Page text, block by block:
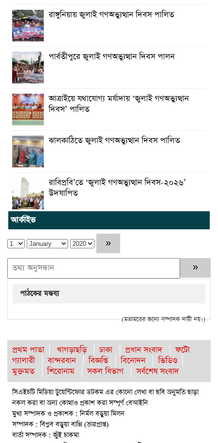
রাঙ্গুনিয়ায় জুলাই গণঅভ্যুত্থান দিবস পালিত
পার্বতীপুরে জুলাই গণঅভ্যুত্থান দিবস পালন
আত্রাইয়ে যথাযোগ্য মর্যাদায় ‘জুলাই গণঅভ্যুত্থান
দিবস’ পালিত
ঝালকাঠিতে জুলাই গণঅভ্যুত্থান দিবস পালিত
রাবিপ্রবি’তে ‘জুলাই গণঅভ্যুত্থান দিবস-২০২৬’
উদযাপিত
আর্কাইভ
পাঠকের মন্তব্য
(মতামতের জন্যে সম্পাদক দায়ী নয়।)
প্রথম পাতা খাগড়াছড়ি ঢাকা প্রধান সংবাদ
ফটো
গ্যালারী
বান্দরবান বিজ্ঞপ্তি বিনোদন
ভিডিও
মুক্তমত
শিরোনাম সকল বিভাগ সর্বশেষ সংবাদ
সিএইচটি মিডিয়া টুয়েন্টিফোর ডটকম এর কোনো লেখা বা ছবি অনুমতি ছাড়া
নকল করা বা অন্য কোথাও প্রকাশ করা সম্পূর্ণ বেআইনি
মুখ্য সম্পাদক ও প্রকাশক : নির্মল বড়ুয়া মিলন
সম্পাদক : বিপ্লব বড়ুয়া বাপ্পি (ভারপ্রাপ্ত)
বার্তা সম্পাদক : জুঁই চাকমা